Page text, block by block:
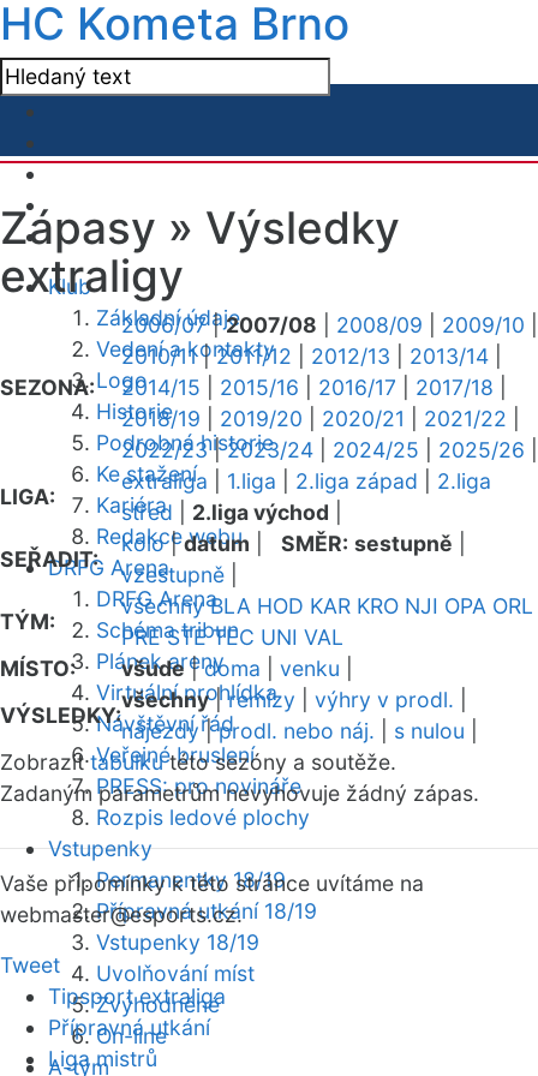
HC Kometa Brno
Klub
Základní údaje
Vedení a kontakty
Logo
Historie
Podrobná historie
Ke stažení
Kariéra
Redakce webu
DRFG Arena
DRFG Arena
Schéma tribun
Plánek areny
Virtuální prohlídka
Návštěvní řád
Veřejné bruslení
PRESS: pro novináře
Rozpis ledové plochy
Vstupenky
Permanentky 18/19
Přípravná utkání 18/19
Vstupenky 18/19
Uvolňování míst
Zvýhodněné
On-line
A-tým
Zápasy » Výsledky
extraligy
SEZONA:
2006/07|2007/08 2008/09 2009/10
2010/11|2011/12 2012/13 2013/14
2014/15
2015/16 2016/17 2017/18
2018/19
2019/20 2020/21 2021/22
2022/23|2023/24 2024/25 2025/26
LIGA:
extraliga 1.liga 2.liga západ
2.liga
střed
2.liga východ
SEŘADIT:
kolo|datum SMĚR: sestupně
vzestupně
TÝM:
všechny BLA HOD KAR KRO NJI OPA ORL
PRE STE TEC UNI VAL
MÍSTO:
všude|doma venku
VÝSLEDKY:
všechny|remízy výhry v prodl.
nájezdy|prodl. nebo náj. s nulou
Zobrazittabulkutéto sezóny a soutěže.
Zadaným parametrům nevyhovuje žádný zápas.
Vaše připomínky k této stránce uvítáme na
webmaster@esports.cz.
Tweet
Tipsport extraliga
Přípravná utkání
Liga mistrů